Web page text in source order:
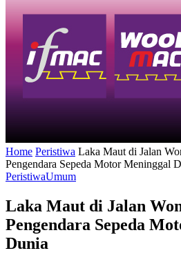
Home Peristiwa Laka Maut di Jalan
Pengendara Sepeda Motor Meninggal
PeristiwaUmum
Laka Maut di Jalan
Pengendara Sepeda
Dunia